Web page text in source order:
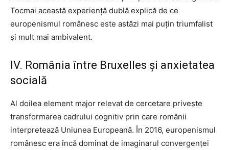
Tocmai această experiență dublă explică de ce
europenismul românesc este astăzi mai puțin triumfalist
și mult mai ambivalent.
IV. România între Bruxelles și anxietatea
socială
Al doilea element major relevat de cercetare privește
transformarea cadrului cognitiv prin care românii
interpretează Uniunea Europeană. În 2016, europenismul
românesc era încă dominat de imaginarul convergenței